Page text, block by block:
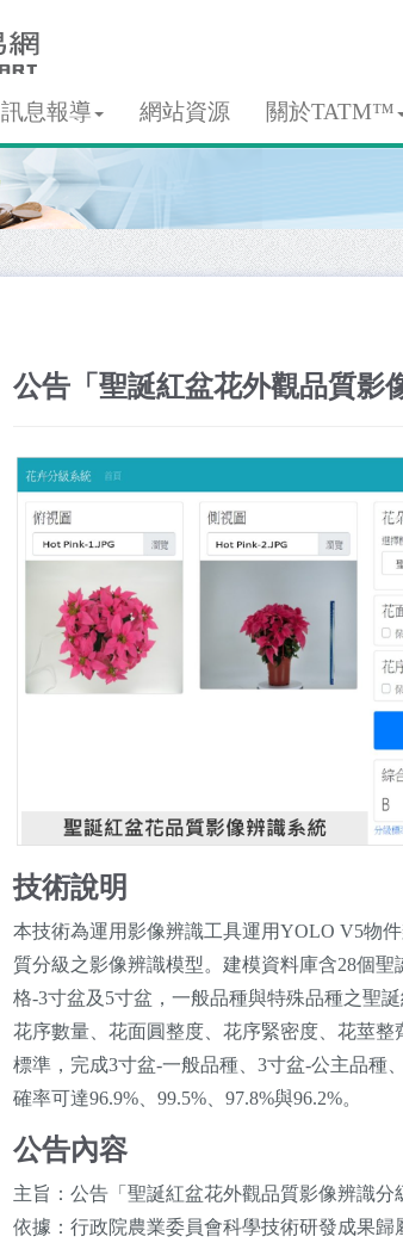
訊息報導 網站資源 關於TATM™
公告「聖誕紅盆花外觀品質影
技術說明
本技術為運用影像辨識工具運用YOLO V5物
質分級之影像辨識模型。建模資料庫含28個
格-3寸盆及5寸盆，一般品種與特殊品種之聖
花序數量、花面圓整度、花序緊密度、花莖
標準，完成3寸盆-一般品種、3寸盆-公主品種
確率可達96.9%、99.5%、97.8%與96.2%。
公告內容
主旨：公告「聖誕紅盆花外觀品質影像辨識
依據：行政院農業委員會科學技術研發成果歸